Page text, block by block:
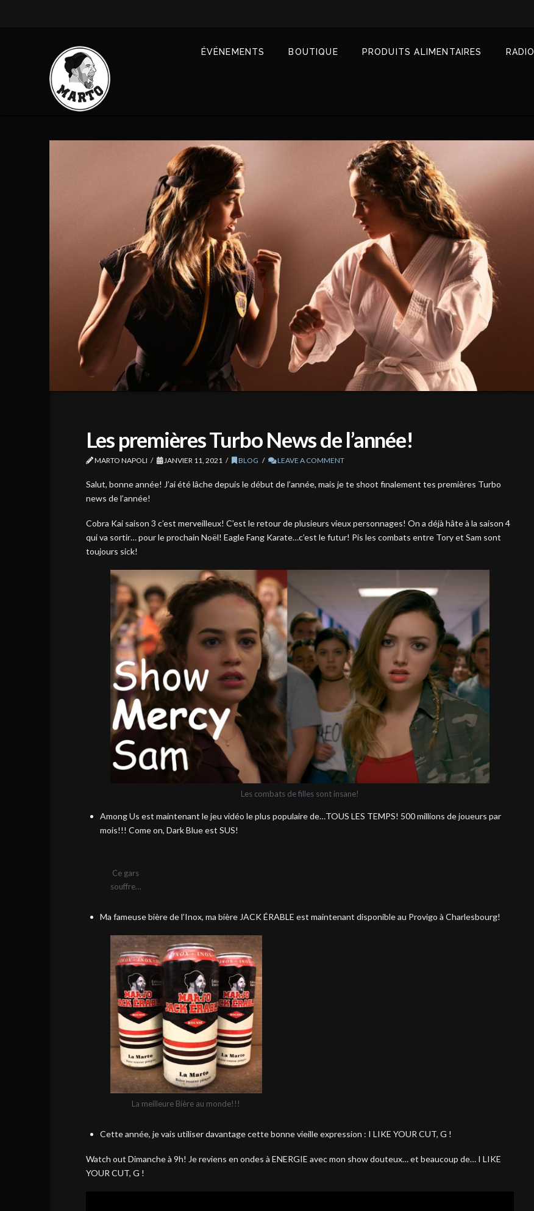
ÉVÉNEMENTS BOUTIQUE PRODUITS ALIMENTAIRES RADIO
Les premières Turbo News de l’année!
MARTO NAPOLI JANVIER 11, 2021 BLOG LEAVE A COMMENT
Salut, bonne année! J’ai été lâche depuis le début de l’année, mais je te shoot finalement tes premières Turbo
news de l’année!
Cobra Kai saison 3 c’est merveilleux! C’est le retour de plusieurs vieux personnages! On a déjà hâte à la saison 4
qui va sortir… pour le prochain Noël! Eagle Fang Karate…c’est le futur! Pis les combats entre Tory et Sam sont
toujours sick!
Les combats de filles sont insane!
Among Us est maintenant le jeu vidéo le plus populaire de…TOUS LES TEMPS! 500 millions de joueurs par
mois!!! Come on, Dark Blue est SUS!
Ce gars
souffre…
Ma fameuse bière de l’Inox, ma bière JACK ÉRABLE est maintenant disponible au Provigo à Charlesbourg!
La meilleure Bière au monde!!!
Cette année, je vais utiliser davantage cette bonne vieille expression : I LIKE YOUR CUT, G !
Watch out Dimanche à 9h! Je reviens en ondes à ENERGIE avec mon show douteux… et beaucoup de… I LIKE
YOUR CUT, G !